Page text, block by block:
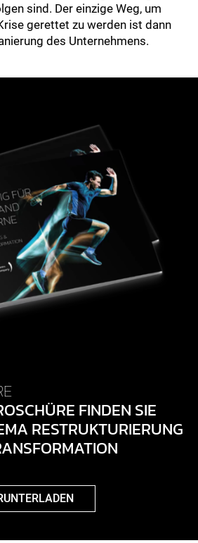
sind. Der einzige Weg, um
gerettet zu werden ist dann
des Unternehmens.
FINDEN SIE
RESTRUKTURIERUNG